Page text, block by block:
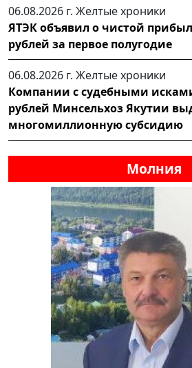
06.08.2026 г. Желтые хроники
ЯТЭК объявил о чистой
рублей за первое полугодие
06.08.2026 г. Желтые хроники
Компании с судебными
рублей Минсельхоз Якутии
многомиллионную субсидию
Молния